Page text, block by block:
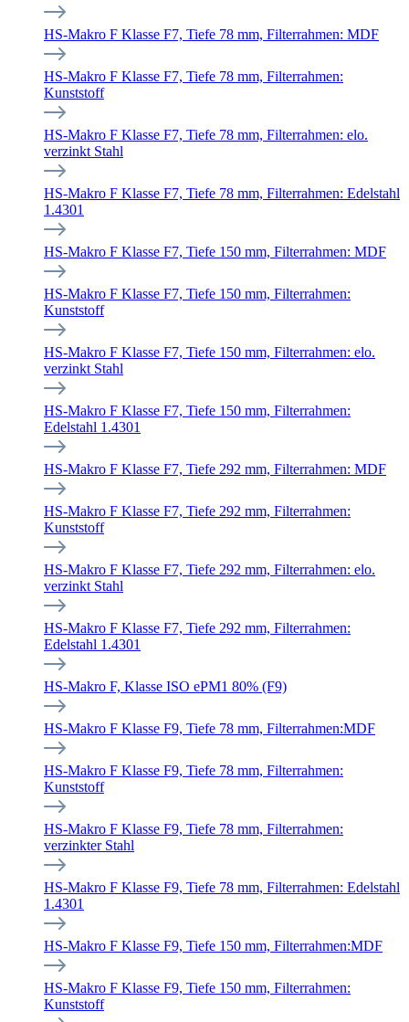
HS-Makro F Klasse F7, Tiefe 78 mm, Filterrahmen: MDF
HS-Makro F Klasse F7, Tiefe 78 mm, Filterrahmen:
Kunststoff
HS-Makro F Klasse F7, Tiefe 78 mm, Filterrahmen: elo.
verzinkt Stahl
HS-Makro F Klasse F7, Tiefe 78 mm, Filterrahmen: Edelstahl
1.4301
HS-Makro F Klasse F7, Tiefe 150 mm, Filterrahmen: MDF
HS-Makro F Klasse F7, Tiefe 150 mm, Filterrahmen:
Kunststoff
HS-Makro F Klasse F7, Tiefe 150 mm, Filterrahmen: elo.
verzinkt Stahl
HS-Makro F Klasse F7, Tiefe 150 mm, Filterrahmen:
Edelstahl 1.4301
HS-Makro F Klasse F7, Tiefe 292 mm, Filterrahmen: MDF
HS-Makro F Klasse F7, Tiefe 292 mm, Filterrahmen:
Kunststoff
HS-Makro F Klasse F7, Tiefe 292 mm, Filterrahmen: elo.
verzinkt Stahl
HS-Makro F Klasse F7, Tiefe 292 mm, Filterrahmen:
Edelstahl 1.4301
HS-Makro F, Klasse ISO ePM1 80% (F9)
HS-Makro F Klasse F9, Tiefe 78 mm, Filterrahmen:MDF
HS-Makro F Klasse F9, Tiefe 78 mm, Filterrahmen:
Kunststoff
HS-Makro F Klasse F9, Tiefe 78 mm, Filterrahmen:
verzinkter Stahl
HS-Makro F Klasse F9, Tiefe 78 mm, Filterrahmen: Edelstahl
1.4301
HS-Makro F Klasse F9, Tiefe 150 mm, Filterrahmen:MDF
HS-Makro F Klasse F9, Tiefe 150 mm, Filterrahmen:
Kunststoff